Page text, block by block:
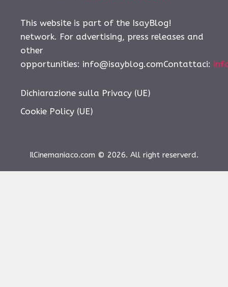
This website is part of the IsayBlog!
network. For advertising, press releases and
other
opportunities: info@isayblog.comContattaci:
Dichiarazione sulla Privacy (UE)
Cookie Policy (UE)
IlCinemaniaco.com © 2026. All right reserverd.